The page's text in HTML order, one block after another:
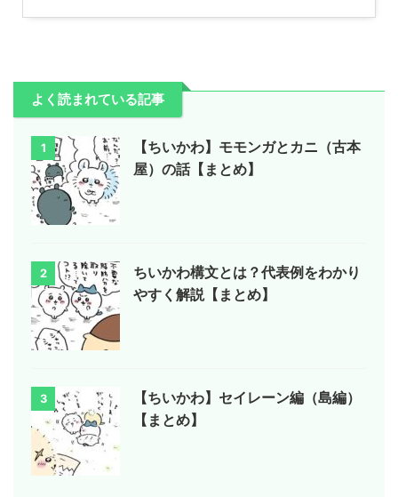
よく読まれている記事
1
【ちいかわ】モモンガとカニ（古本
屋）の話【まとめ】
2
ちいかわ構文とは？代表例をわかり
やすく解説【まとめ】
3
【ちいかわ】セイレーン編（島編）
【まとめ】